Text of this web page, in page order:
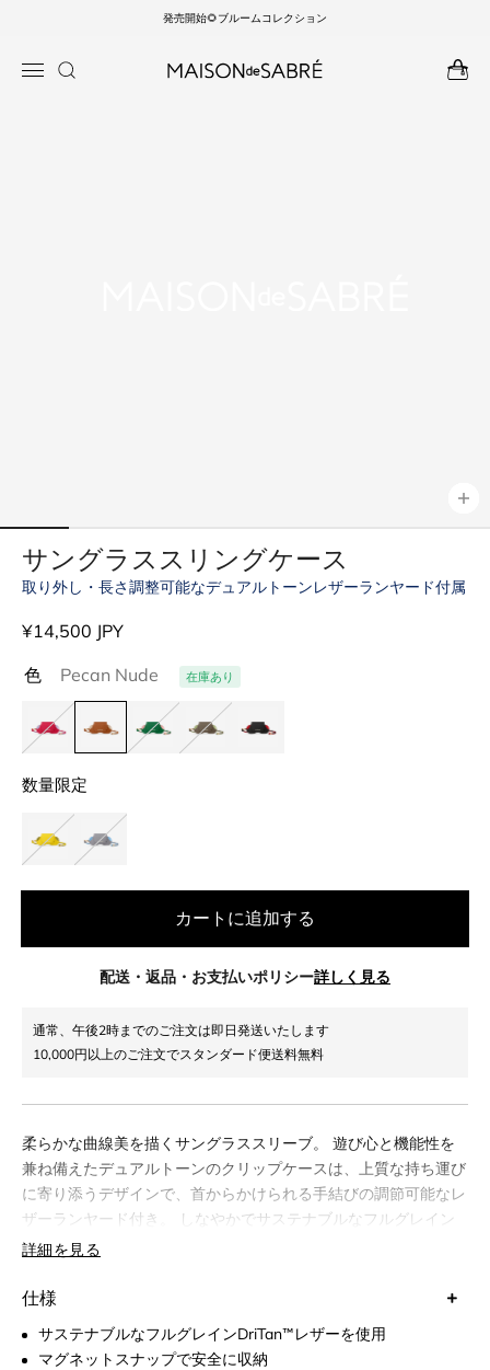
発売開始🌻ブルームコレクション
報にス
サングラススリングケース
取り外し・長さ調整可能なデュアルトーンレザーランヤード付属
通
価
¥14,500 JPY
色
Pecan Nude 在庫あり
数量限定
カートに追加する
配送・返品・お支払いポリシー詳しく見る
通常、午後2時までのご注文は即日発送いたします
10,000円以上のご注文でスタンダード便送料無料
柔らかな曲線美を描くサングラススリーブ。 遊び心と機能性を
兼ね備えたデュアルトーンのクリップケースは、上質な持ち運び
に寄り添うデザインで、首からかけられる手結びの調節可能なレ
ザーランヤード付き。 しなやかでサステナブルなフルグレイン
レザーを用い、傷に強いBioVeg™ライニングを採用。手のひら
ズのサングラスを安全に収納。日常に寄り添う、時を超えて持つ
詳細を見る
仕様
サステナブルなフルグレインDriTan™レザーを使用
マグネットスナップで安全に収納